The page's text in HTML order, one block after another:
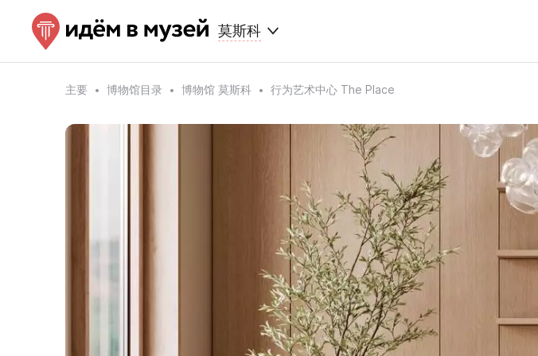
莫斯科
主要 博物馆目录 博物馆 莫斯科 行为艺术中心 The Place